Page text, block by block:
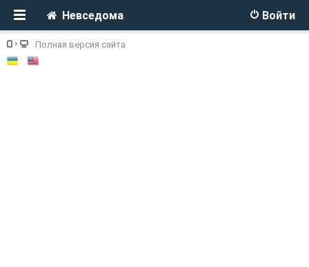
Войти
Невседома
Полная версия сайта